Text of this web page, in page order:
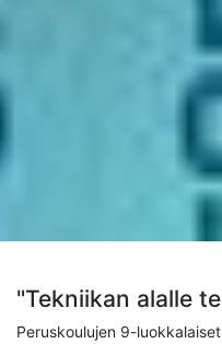
"Tekniikan alalle
Peruskoulujen 9-